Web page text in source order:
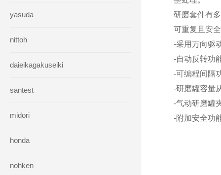
yasuda
nittoh
daieikagakuseiki
santest
midori
honda
nohken
研磨套件有
可重复且安全
-采用万向驱
-自动反转功
-可编程间隔
-研磨罐容量
-气动研磨罐
-附加安全功